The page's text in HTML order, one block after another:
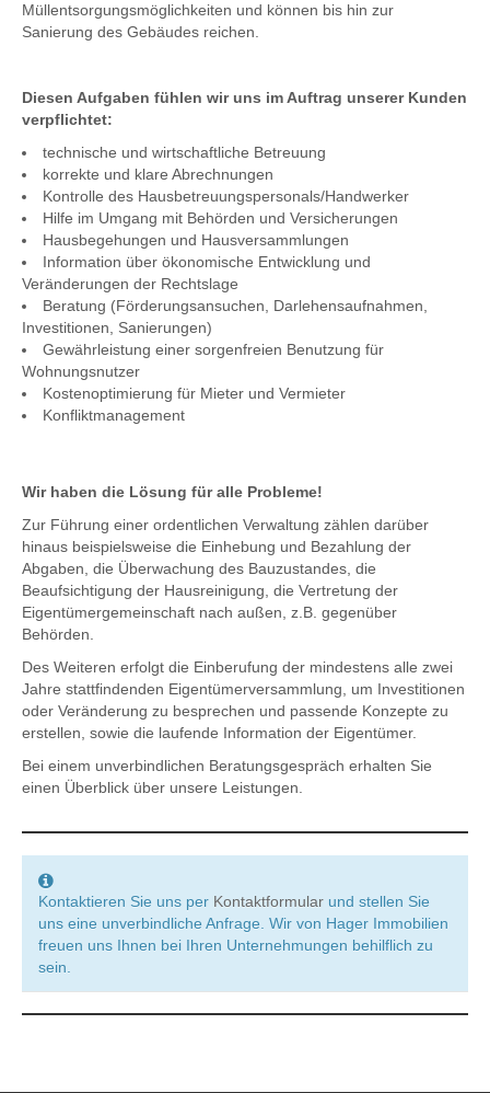
Müllentsorgungsmöglichkeiten und können bis hin zur
Sanierung des Gebäudes reichen.
Diesen Aufgaben fühlen wir uns im Auftrag unserer Kunden
verpflichtet:
technische und wirtschaftliche Betreuung
korrekte und klare Abrechnungen
Kontrolle des Hausbetreuungspersonals/Handwerker
Hilfe im Umgang mit Behörden und Versicherungen
Hausbegehungen und Hausversammlungen
Information über ökonomische Entwicklung und
Veränderungen der Rechtslage
Beratung (Förderungsansuchen, Darlehensaufnahmen,
Investitionen, Sanierungen)
Gewährleistung einer sorgenfreien Benutzung für
Wohnungsnutzer
Kostenoptimierung für Mieter und Vermieter
Konfliktmanagement
Wir haben die Lösung für alle Probleme!
Zur Führung einer ordentlichen Verwaltung zählen darüber
hinaus beispielsweise die Einhebung und Bezahlung der
Abgaben, die Überwachung des Bauzustandes, die
Beaufsichtigung der Hausreinigung, die Vertretung der
Eigentümergemeinschaft nach außen, z.B. gegenüber
Behörden.
Des Weiteren erfolgt die Einberufung der mindestens alle zwei
Jahre stattfindenden Eigentümerversammlung, um Investitionen
oder Veränderung zu besprechen und passende Konzepte zu
erstellen, sowie die laufende Information der Eigentümer.
Bei einem unverbindlichen Beratungsgespräch erhalten Sie
einen Überblick über unsere Leistungen.
Kontaktieren Sie uns per Kontaktformular und stellen Sie
uns eine unverbindliche Anfrage. Wir von Hager Immobilien
freuen uns Ihnen bei Ihren Unternehmungen behilflich zu
sein.